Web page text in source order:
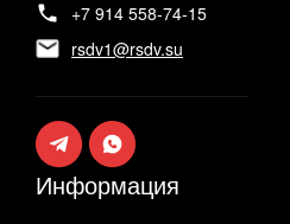
+7 914 558-74-15
rsdv1@rsdv.su
Информация